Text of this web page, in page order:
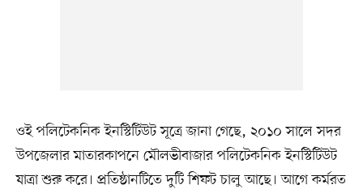
ওই পলিটেকনিক ইনস্টিটিউট সূত্রে জানা গেছে, ২০১০ সালে সদর
উপজেলার মাতারকাপনে মৌলভীবাজার পলিটেকনিক ইনস্টিটিউট
যাত্রা শুরু করে। প্রতিষ্ঠানটিতে দুটি শিফট চালু আছে। আগে কর্মরত